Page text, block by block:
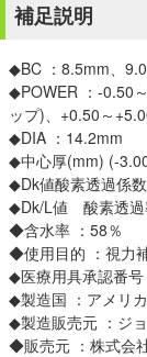
補足説明
◆BC ：8.5mm、
◆POWER ：-0.50
ップ)、+0.50～
◆DIA ：14.2mm
◆中心厚(mm) (-
◆Dk値酸素透過係
◆Dk/L値 酸素透過
◆含水率 ：58％
◆使用目的 ：視力
◆医療用具承認番
◆製造国 ：アメリ
◆製造販売元 ：ジ
◆販売元 ：株式会